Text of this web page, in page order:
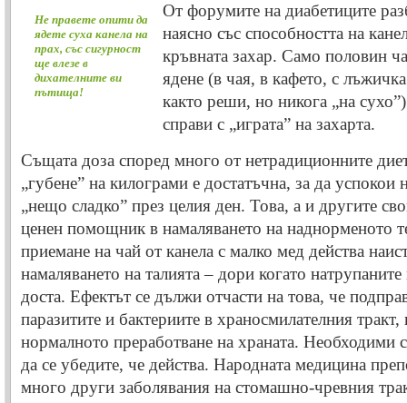
Не правете опити да
ядете суха канела на
прах, със сигурност
ще влезе в
дихателните ви
пътища!
От форумите на диабетиците
наясно със способността на
кръвната захар. Само половин
ядене (в чая, в кафето, с
както реши, но никога „на
справи с „играта” на захарта.
Същата доза според много от нетрадиционните
„губене” на килограми е достатъчна, за да успокои
„нещо сладко” през целия ден. Това, а и другите
ценен помощник в намаляването на наднорменото
приемане на чай от канела с малко мед действа
намаляването на талията – дори когато
доста. Ефектът се дължи отчасти на това, че
паразитите и бактериите в храносмилателния тракт,
нормалното преработване на храната. Необходими
да се убедите, че действа. Народната медицина
много други заболявания на стомашно-чревния